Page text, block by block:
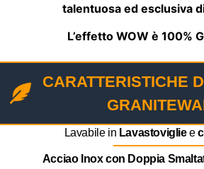
talentuosa ed esclusiva
L’effetto WOW è 100%
CARATTERISTICHE
Lavabile in Lavastovigliee
Acciao Inox con Doppia